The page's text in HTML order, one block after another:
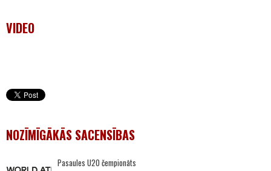
VIDEO
NOZĪMĪGĀKĀS SACENSĪBAS
Pasaules U20 čempionāts